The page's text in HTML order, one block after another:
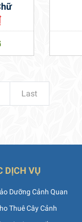
Last
DỊCH VỤ
Dưỡng Cảnh Quan
Thuê Cây Cảnh